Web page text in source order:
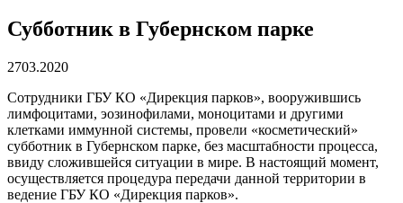
Субботник в Губернском парке
2703.2020
Сотрудники ГБУ КО «Дирекция парков», вооружившись
лимфоцитами, эозинофилами, моноцитами и другими
клетками иммунной системы, провели «косметический»
субботник в Губернском парке, без масштабности процесса,
ввиду сложившейся ситуации в мире. В настоящий момент,
осуществляется процедура передачи данной территории в
ведение ГБУ КО «Дирекция парков».